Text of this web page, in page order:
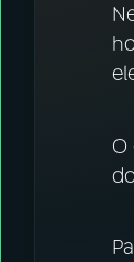
ACOMPANHE
Instagram
O